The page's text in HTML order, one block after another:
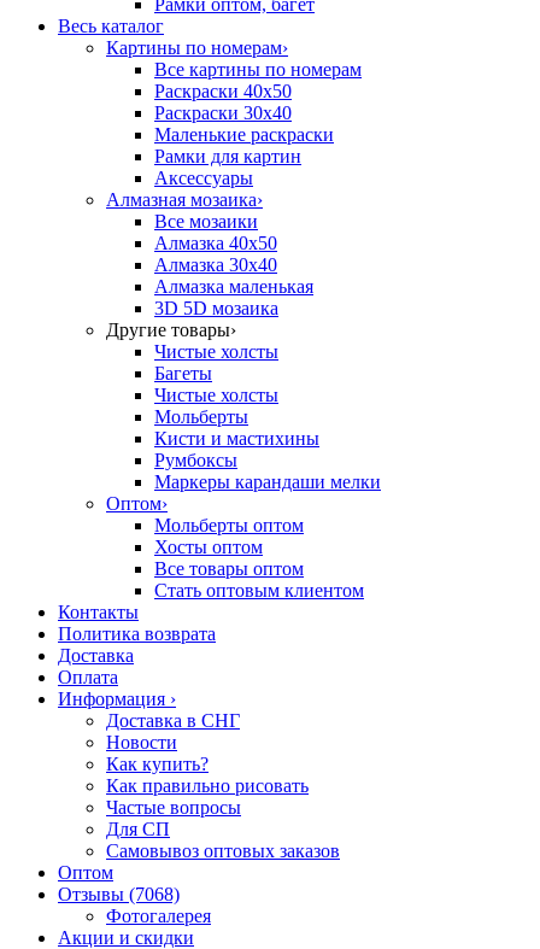
Рамки оптом, багет
Весь каталог
Картины по номерам›
Все картины по номерам
Раскраски 40х50
Раскраски 30х40
Маленькие раскраски
Рамки для картин
Аксессуары
Алмазная мозаика›
Все мозаики
Алмазка 40х50
Алмазка 30х40
Алмазка маленькая
3D 5D мозаика
Другие товары›
Чистые холсты
Багеты
Чистые холсты
Мольберты
Кисти и мастихины
Румбоксы
Маркеры карандаши мелки
Оптом›
Мольберты оптом
Хосты оптом
Все товары оптом
Стать оптовым клиентом
Контакты
Политика возврата
Доставка
Оплата
Информация ›
Доставка в СНГ
Новости
Как купить?
Как правильно рисовать
Частые вопросы
Для СП
Самовывоз оптовых заказов
Оптом
Отзывы (7068)
Фотогалерея
Акции и скидки